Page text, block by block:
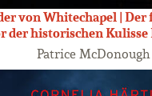
von Whitechapel | Der
der historischen Kulisse
Patrice McDonough